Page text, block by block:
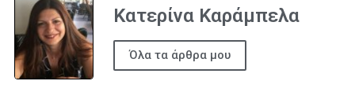
Κατερίνα Καράμπελα
Όλα τα άρθρα μου